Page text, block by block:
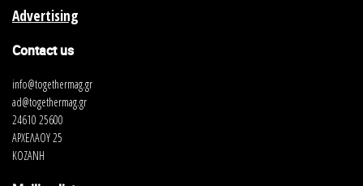
Advertising
Contact us
info@togethermag.gr
ad@togethermag.gr
24610 25600
ΑΡΧΕΛΑΟΥ 25
ΚΟΖΑΝΗ